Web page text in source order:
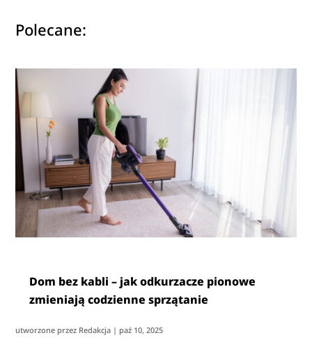
Polecane:
Dom bez kabli – jak odkurzacze pionowe
zmieniają codzienne sprzątanie
utworzone przez Redakcja | paź 10, 2025